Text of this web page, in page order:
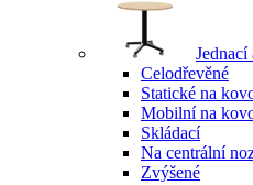
Celodřevěné
Statické na
Mobilní na
Skládací
Na centrální
Zvýšené